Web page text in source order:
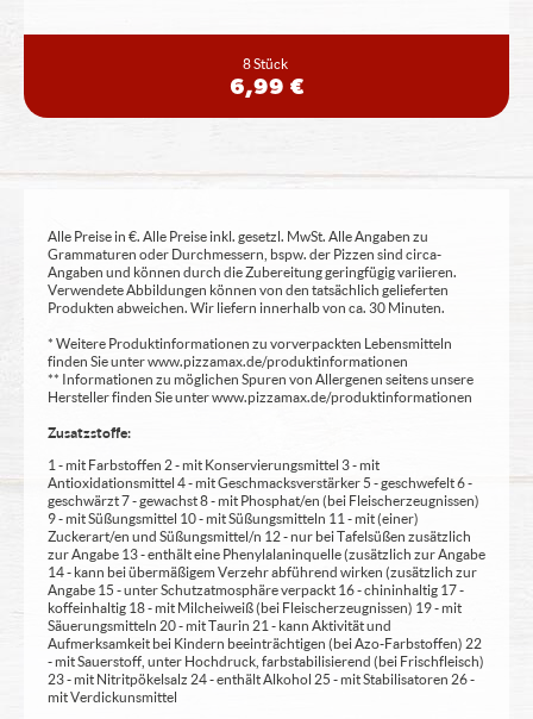
8 Stück
6,99 €
Alle Preise in €. Alle Preise inkl. gesetzl. MwSt. Alle Angaben zu
Grammaturen oder Durchmessern, bspw. der Pizzen sind circa-
Angaben und können durch die Zubereitung geringfügig variieren.
Verwendete Abbildungen können von den tatsächlich gelieferten
Produkten abweichen. Wir liefern innerhalb von ca. 30 Minuten.
* Weitere Produktinformationen zu vorverpackten Lebensmitteln
finden Sie unter www.pizzamax.de/produktinformationen
** Informationen zu möglichen Spuren von Allergenen seitens unsere
Hersteller finden Sie unter www.pizzamax.de/produktinformationen
Zusatzstoffe:
1 - mit Farbstoffen 2 - mit Konservierungsmittel 3 - mit
Antioxidationsmittel 4 - mit Geschmacksverstärker 5 - geschwefelt 6 -
geschwärzt 7 - gewachst 8 - mit Phosphat/en (bei Fleischerzeugnissen)
9 - mit Süßungsmittel 10 - mit Süßungsmitteln 11 - mit (einer)
Zuckerart/en und Süßungsmittel/n 12 - nur bei Tafelsüßen zusätzlich
zur Angabe 13 - enthält eine Phenylalaninquelle (zusätzlich zur Angabe
14 - kann bei übermäßigem Verzehr abführend wirken (zusätzlich zur
Angabe 15 - unter Schutzatmosphäre verpackt 16 - chininhaltig 17 -
koffeinhaltig 18 - mit Milcheiweiß (bei Fleischerzeugnissen) 19 - mit
Säuerungsmitteln 20 - mit Taurin 21 - kann Aktivität und
Aufmerksamkeit bei Kindern beeinträchtigen (bei Azo-Farbstoffen) 22
- mit Sauerstoff, unter Hochdruck, farbstabilisierend (bei Frischfleisch)
23 - mit Nitritpökelsalz 24 - enthält Alkohol 25 - mit Stabilisatoren 26 -
mit Verdickunsmittel